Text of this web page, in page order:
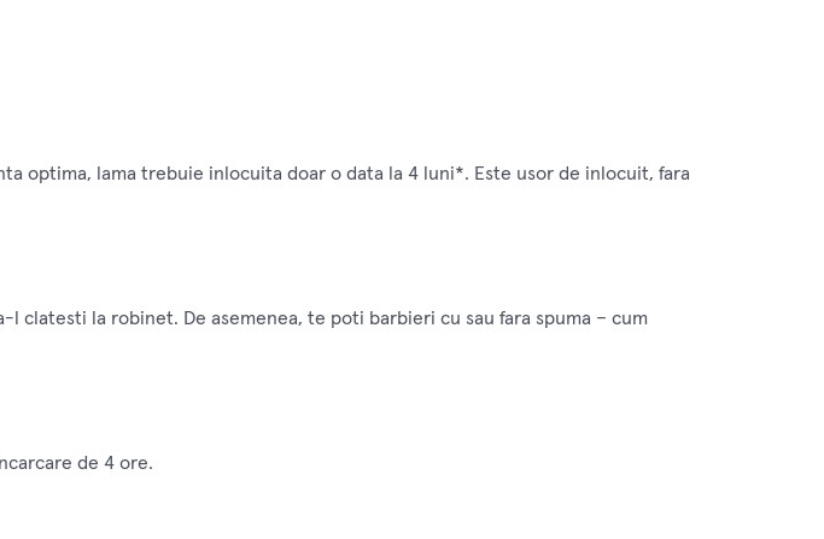
optima, lama trebuie inlocuita doar o data la 4 luni*. Este usor de inlocuit, fara
clatesti la robinet. De asemenea, te poti barbieri cu sau fara spuma – cum
de 4 ore.